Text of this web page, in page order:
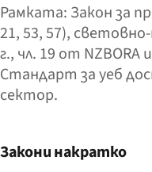
Рамката: Закон за
21, 53, 57),
г., чл. 19 от
Стандарт за уеб
сектор.
Закони накратко